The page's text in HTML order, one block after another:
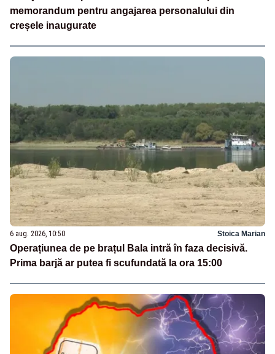
memorandum pentru angajarea personalului din
creșele inaugurate
6 aug. 2026, 10:50 Stoica Marian
Operațiunea de pe brațul Bala intră în faza decisivă.
Prima barjă ar putea fi scufundată la ora 15:00